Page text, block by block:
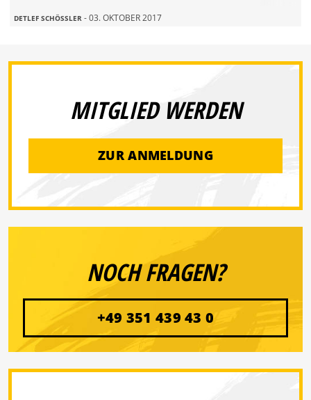
DETLEF SCHÖSSLER - 03. OKTOBER 2017
MITGLIED WERDEN
ZUR ANMELDUNG
NOCH FRAGEN?
+49 351 439 43 0